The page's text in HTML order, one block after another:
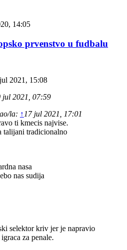
14:05
prvenstvo u fudbalu
2021, 15:08
jul 2021, 07:59
la: ↑ 17 jul 2021, 17:01
ti kmecis najvise.
talijani tradicionalno
nasa
nas sudija
selektor kriv jer je napravio
za penale.